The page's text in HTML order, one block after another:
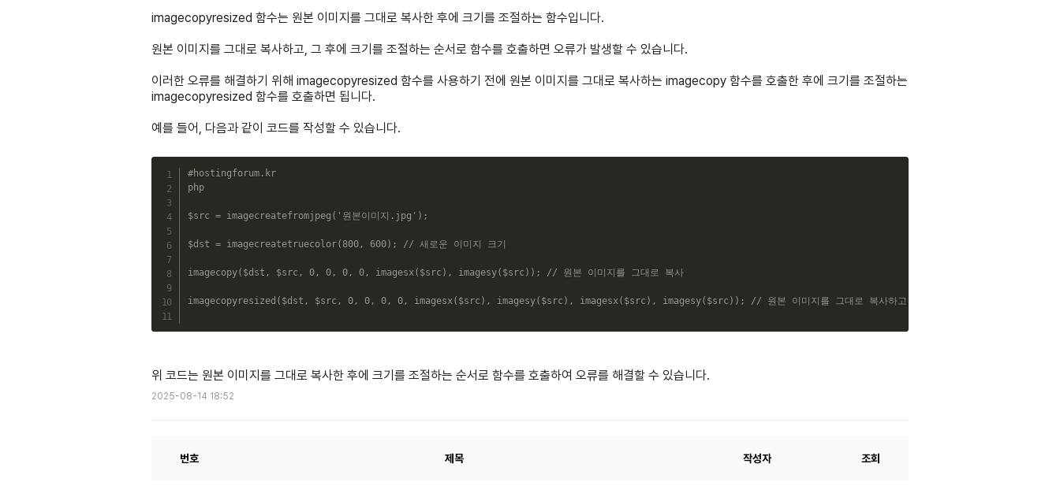
imagecopyresized 함수는 원본 이미지를 그대로 복사한 후에 크기를 조절하는 함수입니다.
원본 이미지를 그대로 복사하고, 그 후에 크기를 조절하는 순서로 함수를 호출하면 오류가 발생할 수 있습니다.
이러한 오류를 해결하기 위해 imagecopyresized 함수를 사용하기 전에 원본 이미지를 그대로 복사하는 imagecopy 함수를 호출한 후에 크기를 조절하는
imagecopyresized 함수를 호출하면 됩니다.
예를 들어, 다음과 같이 코드를 작성할 수 있습니다.
#hostingforum.kr
php
$src = imagecreatefromjpeg ( '원본이미지.jpg' ) ;
$dst = imagecreatetruecolor( 800, 600) ; // 새로운 이미지 크기
imagecopy( $dst , $src, 0, 0, 0, 0, imagesx( $src) , imagesy( $src) ) ; // 원본 이미지를 그대로 복사
imagecopyresized ( $dst , $src, 0, 0, 0, 0, imagesx( $src) , imagesy( $src) , imagesx( $src) , imagesy( $src) ) ; // 원본 이미지를 그대로 복사하고 크기 조절
위 코드는 원본 이미지를 그대로 복사한 후에 크기를 조절하는 순서로 함수를 호출하여 오류를 해결할 수 있습니다.
2025-08-14 18:52
번호 제목 작성자 조회